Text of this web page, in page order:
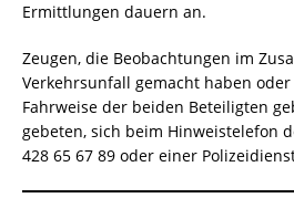
Ermittlungen dauern an.
Zeugen, die Beobachtungen im
Verkehrsunfall gemacht haben
Fahrweise der beiden Beteiligten
gebeten, sich beim Hinweistelefon
428 65 67 89 oder einer